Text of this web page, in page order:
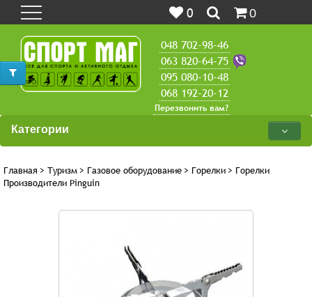
0 0
048 702-98-46
063 820-64-75
095 080-10-48
068 192-20-12
Перезвонить вам?
Категории
Главная > Туризм > Газовое оборудование > Горелки > Горелки
Производители Pinguin